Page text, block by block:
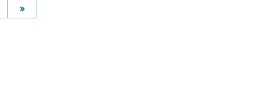
»Next